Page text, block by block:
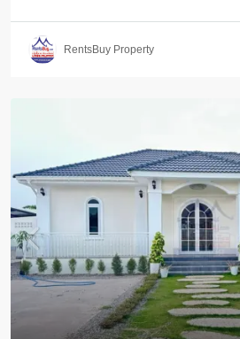
RentsBuy Property